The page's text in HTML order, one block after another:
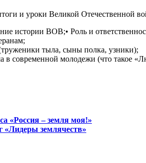
и уроки Великой Отечественной
истории ВОВ;• Роль и
тыла, сыны полка, узники);
современной молодежи (что такое
«Россия – земля моя!»
«Лидеры землячеств»